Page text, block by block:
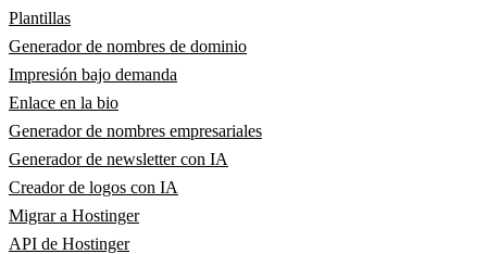
Plantillas
Generador de nombres de dominio
Impresión bajo demanda
Enlace en la bio
Generador de nombres empresariales
Generador de newsletter con IA
Creador de logos con IA
Migrar a Hostinger
API de Hostinger